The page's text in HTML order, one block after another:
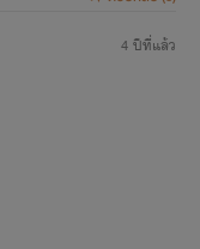
4 ปีที่แล้ว